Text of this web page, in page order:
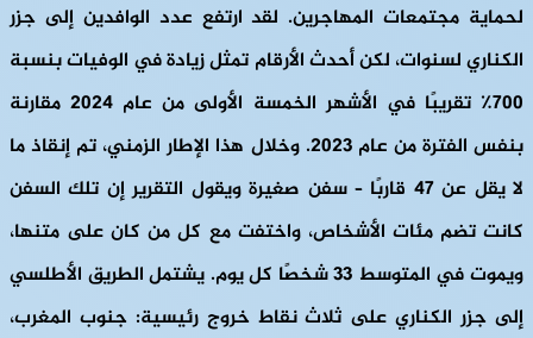
لحماية مجتمعات المهاجرين. لقد ارتفع عدد الوافدين إلى جزر
الكناري لسنوات، لكن أحدث الأرقام تمثل زيادة في الوفيات بنسبة
700٪ تقريبًا في الأشهر الخمسة الأولى من عام 2024 مقارنة
بنفس الفترة من عام 2023. وخلال هذا الإطار الزمني، تم إنقاذ ما
لا يقل عن 47 قاربًا – سفن صغيرة ويقول التقرير إن تلك السفن
كانت تضم مئات الأشخاص، واختفت مع كل من كان على متنها،
ويموت في المتوسط ​​33 شخصًا كل يوم. يشتمل الطريق الأطلسي
إلى جزر الكناري على ثلاث نقاط خروج رئيسية: جنوب المغرب،